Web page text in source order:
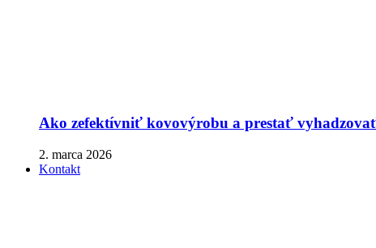
Ako zefektívniť kovovýrobu a prestať vyhadzovať
2. marca 2026
Kontakt